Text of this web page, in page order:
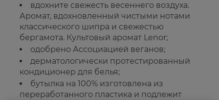
вдохните свежесть весеннего воздуха.
Аромат, вдохновленный чистыми нотами
классического шипра и свежестью
бергамота. Культовый аромат Lenor;
одобрено Ассоциацией веганов;
дерматологически протестированный
кондиционер для белья;
бутылка на 100% изготовлена из
переработанного пластика и подлежит